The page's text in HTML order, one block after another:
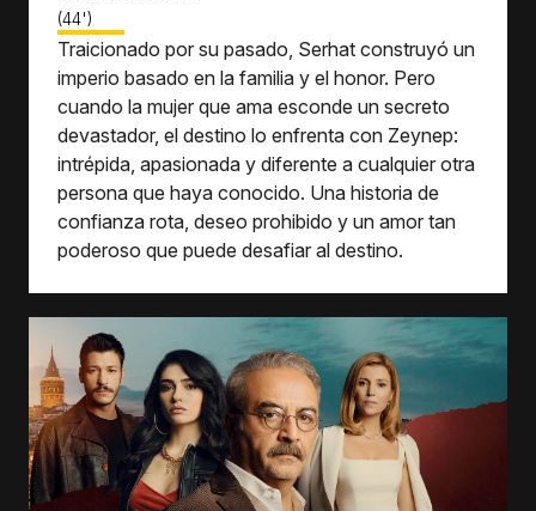
(44')
Traicionado por su pasado, Serhat construyó un
imperio basado en la familia y el honor. Pero
cuando la mujer que ama esconde un secreto
devastador, el destino lo enfrenta con Zeynep:
intrépida, apasionada y diferente a cualquier otra
persona que haya conocido. Una historia de
confianza rota, deseo prohibido y un amor tan
poderoso que puede desafiar al destino.